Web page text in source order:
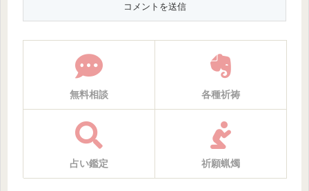
無料相談 各種祈祷
占い鑑定 祈願蝋燭